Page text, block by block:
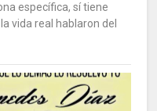
específica, sí tiene
vida real hablaron del